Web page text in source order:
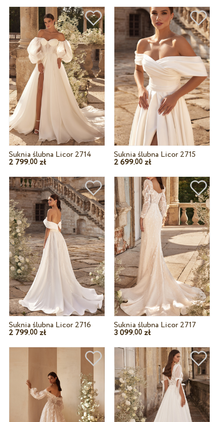
Suknia ślubna Licor 2714
2 799.00zł
Suknia ślubna Licor 2715
2 699.00 zł
Suknia ślubna Licor 2716
2 799.00zł
Suknia ślubna Licor 2717
3 099.00 zł